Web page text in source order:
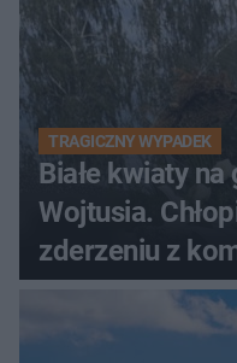
TRAGICZNY WYPADEK
Białe kwiaty
Wojtusia.
zderzeniu z